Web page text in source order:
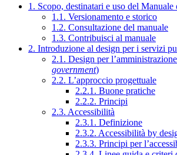
1. Scopo, destinatari e uso del
1.1. Versionamento e storico
1.2. Consultazione del manuale
1.3. Contribuisci al manuale
2. Introduzione al design per i servizi
2.1. Design per
government)
2.2. L’approccio progettuale
2.2.1. Buone pratiche
2.2.2. Principi
2.3. Accessibilità
2.3.1. Definizione
2.3.2. Accessibilità by
2.3.3. Principi per